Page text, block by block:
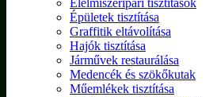
Élelmiszeripari tisztítások
Épületek tisztítása
Graffitik eltávolítása
Hajók tisztítása
Járművek restaurálása
Medencék és szökőkutak
Műemlékek tisztítása